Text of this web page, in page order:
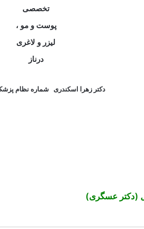
دکتر زهرا اسکندری شماره نظام
(دکتر عسگری)